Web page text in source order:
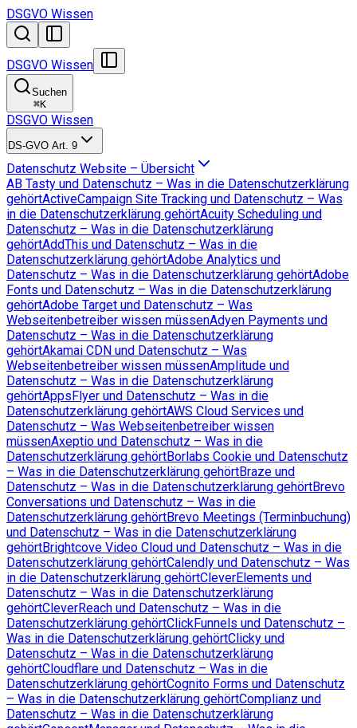
DSGVO Wissen
DSGVO Wissen
Suchen
⌘K
DSGVO Wissen
DS-GVO Art. 9
Datenschutz Website – Übersicht
AB Tasty und Datenschutz – Was in die Datenschutzerklärung
gehörtActiveCampaign Site Tracking und Datenschutz – Was
in die Datenschutzerklärung gehörtAcuity Scheduling und
Datenschutz – Was in die Datenschutzerklärung
gehörtAddThis und Datenschutz – Was in die
Datenschutzerklärung gehörtAdobe Analytics und
Datenschutz – Was in die Datenschutzerklärung gehörtAdobe
Fonts und Datenschutz – Was in die Datenschutzerklärung
gehörtAdobe Target und Datenschutz – Was
Webseitenbetreiber wissen müssenAdyen Payments und
Datenschutz – Was in die Datenschutzerklärung
gehörtAkamai CDN und Datenschutz – Was
Webseitenbetreiber wissen müssenAmplitude und
Datenschutz – Was in die Datenschutzerklärung
gehörtAppsFlyer und Datenschutz – Was in die
Datenschutzerklärung gehörtAWS Cloud Services und
Datenschutz – Was Webseitenbetreiber wissen
müssenAxeptio und Datenschutz – Was in die
Datenschutzerklärung gehörtBorlabs Cookie und Datenschutz
– Was in die Datenschutzerklärung gehörtBraze und
Datenschutz – Was in die Datenschutzerklärung gehörtBrevo
Conversations und Datenschutz – Was in die
Datenschutzerklärung gehörtBrevo Meetings (Terminbuchung)
und Datenschutz – Was in die Datenschutzerklärung
gehörtBrightcove Video Cloud und Datenschutz – Was in die
Datenschutzerklärung gehörtCalendly und Datenschutz – Was
in die Datenschutzerklärung gehörtCleverElements und
Datenschutz – Was in die Datenschutzerklärung
gehörtCleverReach und Datenschutz – Was in die
Datenschutzerklärung gehörtClickFunnels und Datenschutz –
Was in die Datenschutzerklärung gehörtClicky und
Datenschutz – Was in die Datenschutzerklärung
gehörtCloudflare und Datenschutz – Was in die
Datenschutzerklärung gehörtCognito Forms und Datenschutz
– Was in die Datenschutzerklärung gehörtComplianz und
Datenschutz – Was in die Datenschutzerklärung